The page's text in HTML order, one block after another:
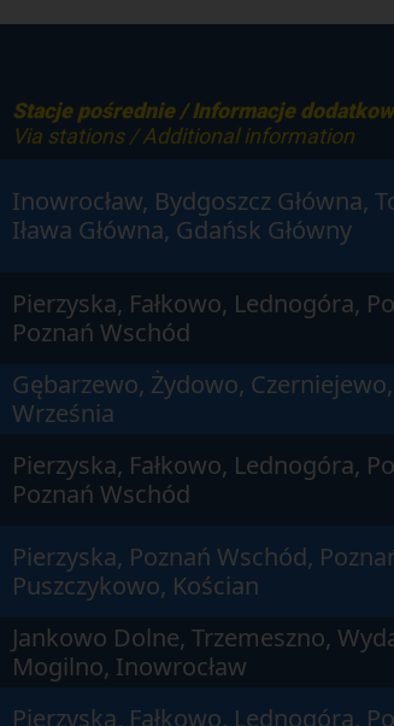
Stacje pośrednie / Informacje
Via stations / Additional information
Inowrocław, Bydgoszcz Główna,
Iława Główna, Gdańsk Główny
Pierzyska, Fałkowo, Lednogóra,
Poznań Wschód
Gębarzewo, Żydowo,
Września
Pierzyska, Fałkowo, Lednogóra,
Poznań Wschód
Pierzyska, Poznań Wschód,
Puszczykowo, Kościan
Jankowo Dolne, Trzemeszno,
Mogilno, Inowrocław
Pierzyska, Fałkowo, Lednogóra,